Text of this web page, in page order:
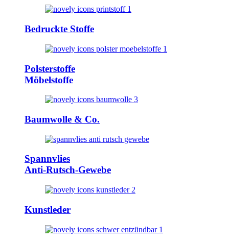
Bedruckte Stoffe
Polsterstoffe
Möbelstoffe
Baumwolle & Co.
Spannvlies
Anti-Rutsch-Gewebe
Kunstleder